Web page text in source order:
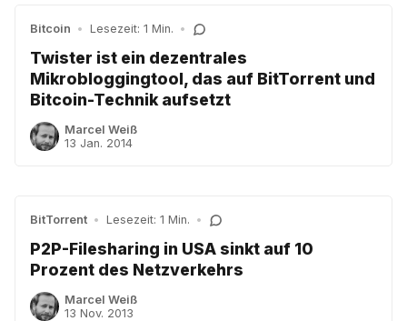
Bitcoin • Lesezeit: 1 Min. •
Twister ist ein dezentrales
Mikrobloggingtool, das auf BitTorrent und
Bitcoin-Technik aufsetzt
Marcel Weiß
13 Jan. 2014
BitTorrent • Lesezeit: 1 Min. •
P2P-Filesharing in USA sinkt auf 10
Prozent des Netzverkehrs
Marcel Weiß
13 Nov. 2013